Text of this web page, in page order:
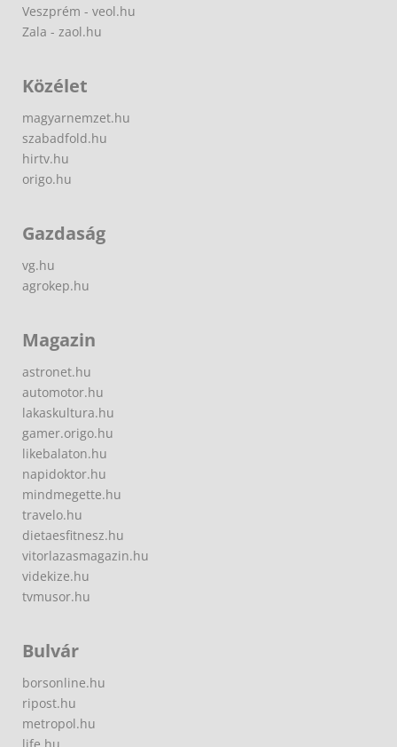
Veszprém - veol.hu
Zala - zaol.hu
Közélet
magyarnemzet.hu
szabadfold.hu
hirtv.hu
origo.hu
Gazdaság
vg.hu
agrokep.hu
Magazin
astronet.hu
automotor.hu
lakaskultura.hu
gamer.origo.hu
likebalaton.hu
napidoktor.hu
mindmegette.hu
travelo.hu
dietaesfitnesz.hu
vitorlazasmagazin.hu
videkize.hu
tvmusor.hu
Bulvár
borsonline.hu
ripost.hu
metropol.hu
life.hu